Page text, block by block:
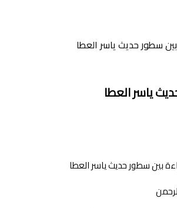
سطور حديث ياسر العطا
ياسر العطا